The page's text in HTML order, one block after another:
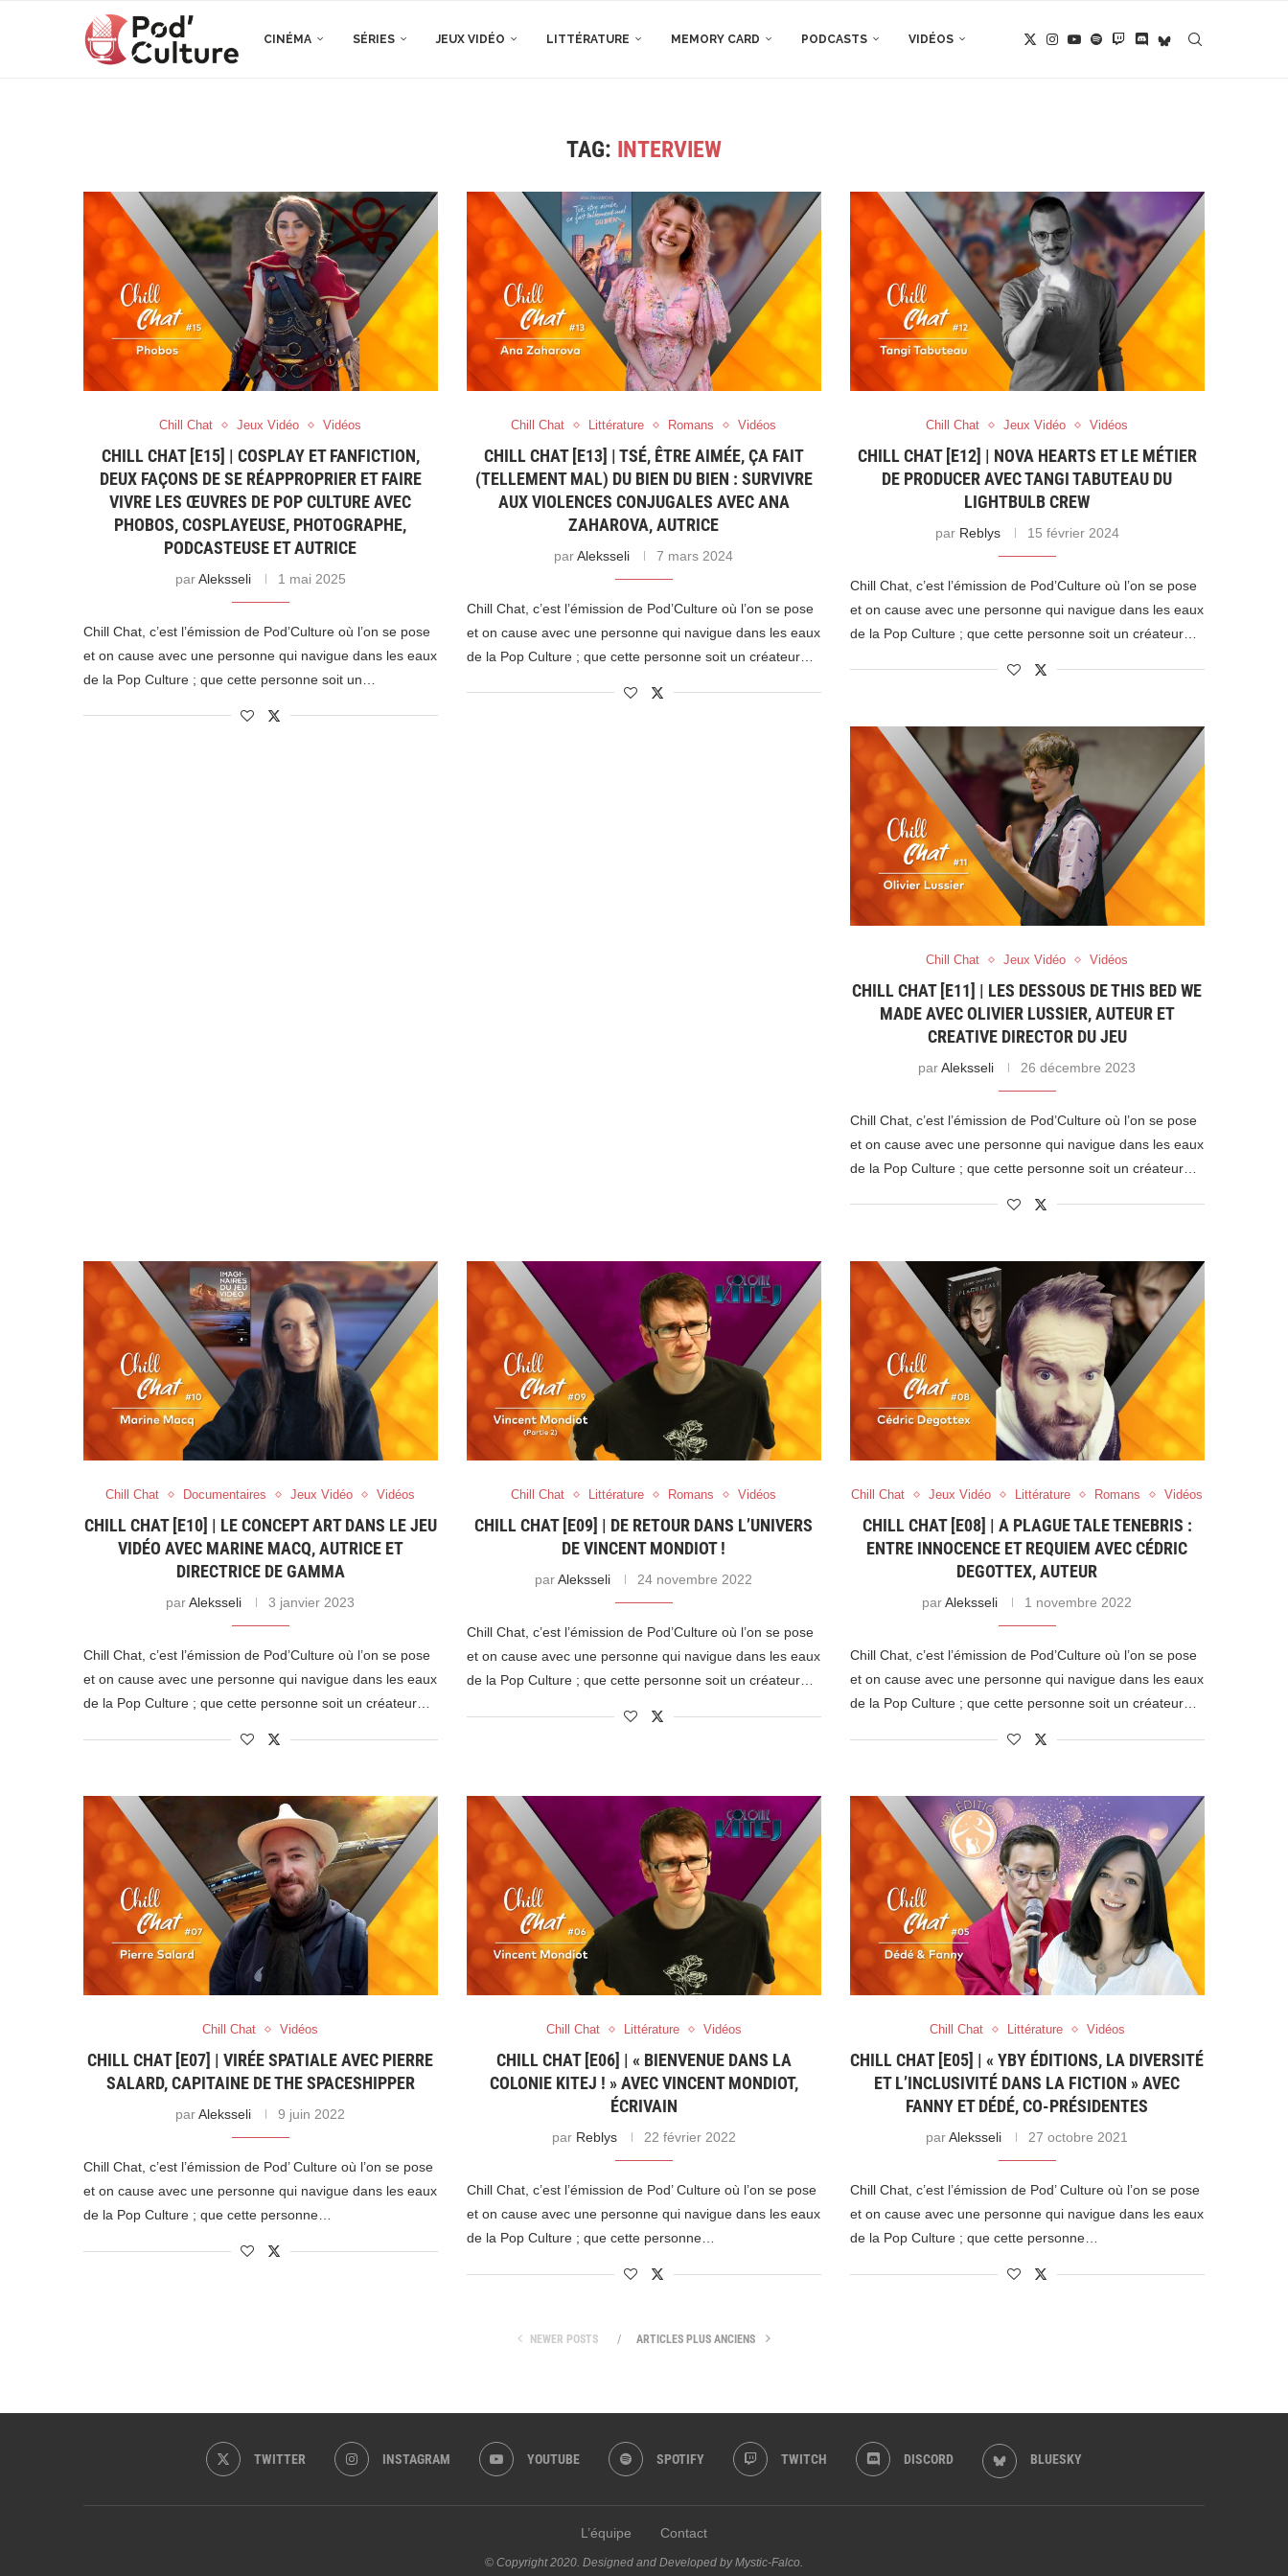
CINÉMA SÉRIES JEUX VIDÉO LITTÉRATURE MEMORY CARD PODCASTS VIDÉOS
TAG: INTERVIEW
Chill Chat Jeux Vidéo Vidéos
CHILL CHAT [E15] | COSPLAY ET FANFICTION,
DEUX FAÇONS DE SE RÉAPPROPRIER ET FAIRE
VIVRE LES ŒUVRES DE POP CULTURE AVEC
PHOBOS, COSPLAYEUSE, PHOTOGRAPHE,
PODCASTEUSE ET AUTRICE
parAleksseli 1 mai 2025
Chill Chat, c’est l’émission de Pod’Culture où l’on se pose
et on cause avec une personne qui navigue dans les eaux
de la Pop Culture ; que cette personne soit un…
Chill Chat Littérature Romans Vidéos
CHILL CHAT [E13] | TSÉ, ÊTRE AIMÉE, ÇA FAIT
(TELLEMENT MAL) DU BIEN DU BIEN : SURVIVRE
AUX VIOLENCES CONJUGALES AVEC ANA
ZAHAROVA, AUTRICE
parAleksseli 7 mars 2024
Chill Chat, c’est l’émission de Pod’Culture où l’on se pose
et on cause avec une personne qui navigue dans les eaux
de la Pop Culture ; que cette personne soit un créateur…
Chill Chat Jeux Vidéo Vidéos
CHILL CHAT [E12] | NOVA HEARTS ET LE MÉTIER
DE PRODUCER AVEC TANGI TABUTEAU DU
LIGHTBULB CREW
par Reblys 15 février 2024
Chill Chat, c’est l’émission de Pod’Culture où l’on se pose
et on cause avec une personne qui navigue dans les eaux
de la Pop Culture ; que cette personne soit un créateur…
Chill Chat Jeux Vidéo Vidéos
CHILL CHAT [E11] | LES DESSOUS DE THIS BED WE
MADE AVEC OLIVIER LUSSIER, AUTEUR ET
CREATIVE DIRECTOR DU JEU
parAleksseli 26 décembre 2023
Chill Chat, c’est l’émission de Pod’Culture où l’on se pose
et on cause avec une personne qui navigue dans les eaux
de la Pop Culture ; que cette personne soit un créateur…
Chill Chat Documentaires Jeux Vidéo Vidéos
CHILL CHAT [E10] | LE CONCEPT ART DANS LE JEU
VIDÉO AVEC MARINE MACQ, AUTRICE ET
DIRECTRICE DE GAMMA
parAleksseli 3 janvier 2023
Chill Chat, c’est l’émission de Pod’Culture où l’on se pose
et on cause avec une personne qui navigue dans les eaux
de la Pop Culture ; que cette personne soit un créateur…
Chill Chat Littérature Romans Vidéos
CHILL CHAT [E09] | DE RETOUR DANS L’UNIVERS
DE VINCENT MONDIOT !
parAleksseli 24 novembre 2022
Chill Chat, c’est l’émission de Pod’Culture où l’on se pose
et on cause avec une personne qui navigue dans les eaux
de la Pop Culture ; que cette personne soit un créateur…
Chill Chat Jeux Vidéo Littérature Romans Vidéos
CHILL CHAT [E08] | A PLAGUE TALE TENEBRIS :
ENTRE INNOCENCE ET REQUIEM AVEC CÉDRIC
DEGOTTEX, AUTEUR
parAleksseli 1 novembre 2022
Chill Chat, c’est l’émission de Pod’Culture où l’on se pose
et on cause avec une personne qui navigue dans les eaux
de la Pop Culture ; que cette personne soit un créateur…
Chill Chat Vidéos
CHILL CHAT [E07] | VIRÉE SPATIALE AVEC PIERRE
SALARD, CAPITAINE DE THE SPACESHIPPER
parAleksseli 9 juin 2022
Chill Chat, c’est l’émission de Pod’ Culture où l’on se pose
et on cause avec une personne qui navigue dans les eaux
de la Pop Culture ; que cette personne…
Chill Chat Littérature Vidéos
CHILL CHAT [E06] | « BIENVENUE DANS LA
COLONIE KITEJ ! » AVEC VINCENT MONDIOT,
ÉCRIVAIN
par Reblys 22 février 2022
Chill Chat, c’est l’émission de Pod’ Culture où l’on se pose
et on cause avec une personne qui navigue dans les eaux
de la Pop Culture ; que cette personne…
Chill Chat Littérature Vidéos
CHILL CHAT [E05] | « YBY ÉDITIONS, LA DIVERSITÉ
ET L’INCLUSIVITÉ DANS LA FICTION » AVEC
FANNY ET DÉDÉ, CO-PRÉSIDENTES
parAleksseli 27 octobre 2021
Chill Chat, c’est l’émission de Pod’ Culture où l’on se pose
et on cause avec une personne qui navigue dans les eaux
de la Pop Culture ; que cette personne…
NEWER POSTS ARTICLES PLUS ANCIENS
TWITTER INSTAGRAM YOUTUBE SPOTIFY TWITCH DISCORD BLUESKY
L’équipe Contact
© Copyright 2020. Designed and Developed by Mystic-Falco.